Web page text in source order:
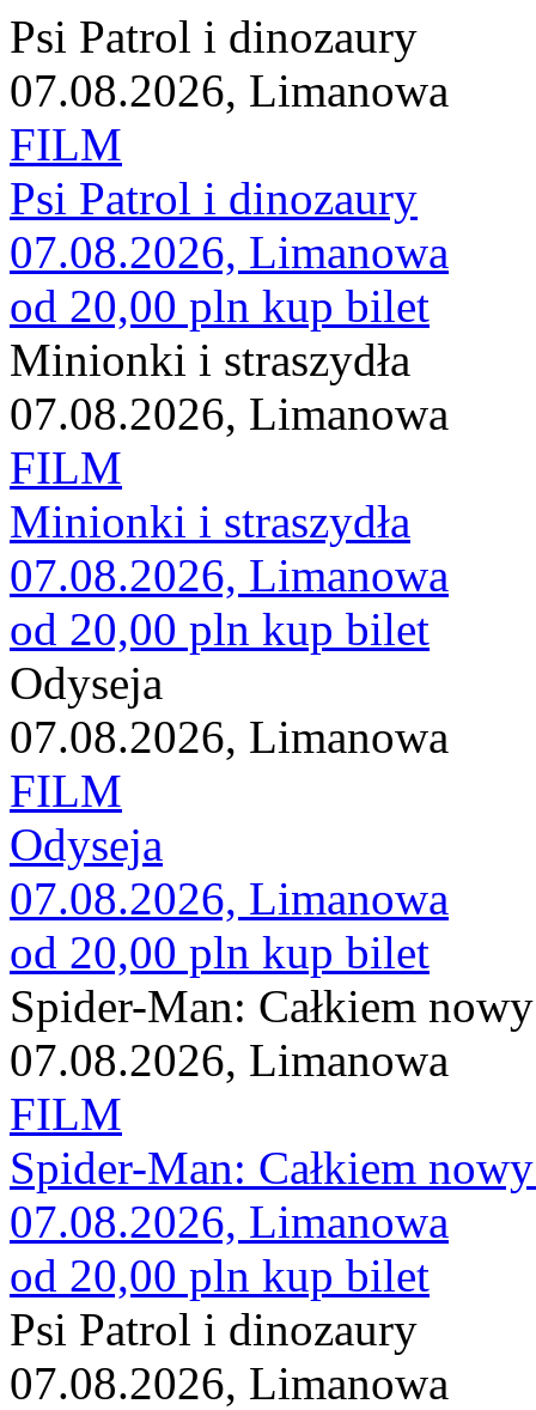
Psi Patrol i dinozaury
07.08.2026, Limanowa
FILM
Psi Patrol i dinozaury
07.08.2026, Limanowa
od 20,00 pln kup bilet
Minionki i straszydła
07.08.2026, Limanowa
FILM
Minionki i straszydła
07.08.2026, Limanowa
od 20,00 pln kup bilet
Odyseja
07.08.2026, Limanowa
FILM
Odyseja
07.08.2026, Limanowa
od 20,00 pln kup bilet
Spider-Man: Całkiem
07.08.2026, Limanowa
FILM
Spider-Man: Całkiem
07.08.2026, Limanowa
od 20,00 pln kup bilet
Psi Patrol i dinozaury
07.08.2026, Limanowa